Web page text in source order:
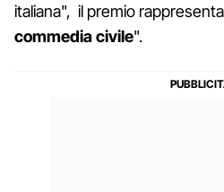
italiana", il premio
commedia civile".